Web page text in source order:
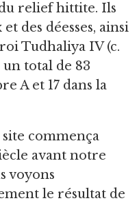
relief hittite. Ils
des déesses, ainsi
Tudhaliya IV (c.
un total de 83
A et 17 dans la
commença
avant notre
voyons
le résultat de